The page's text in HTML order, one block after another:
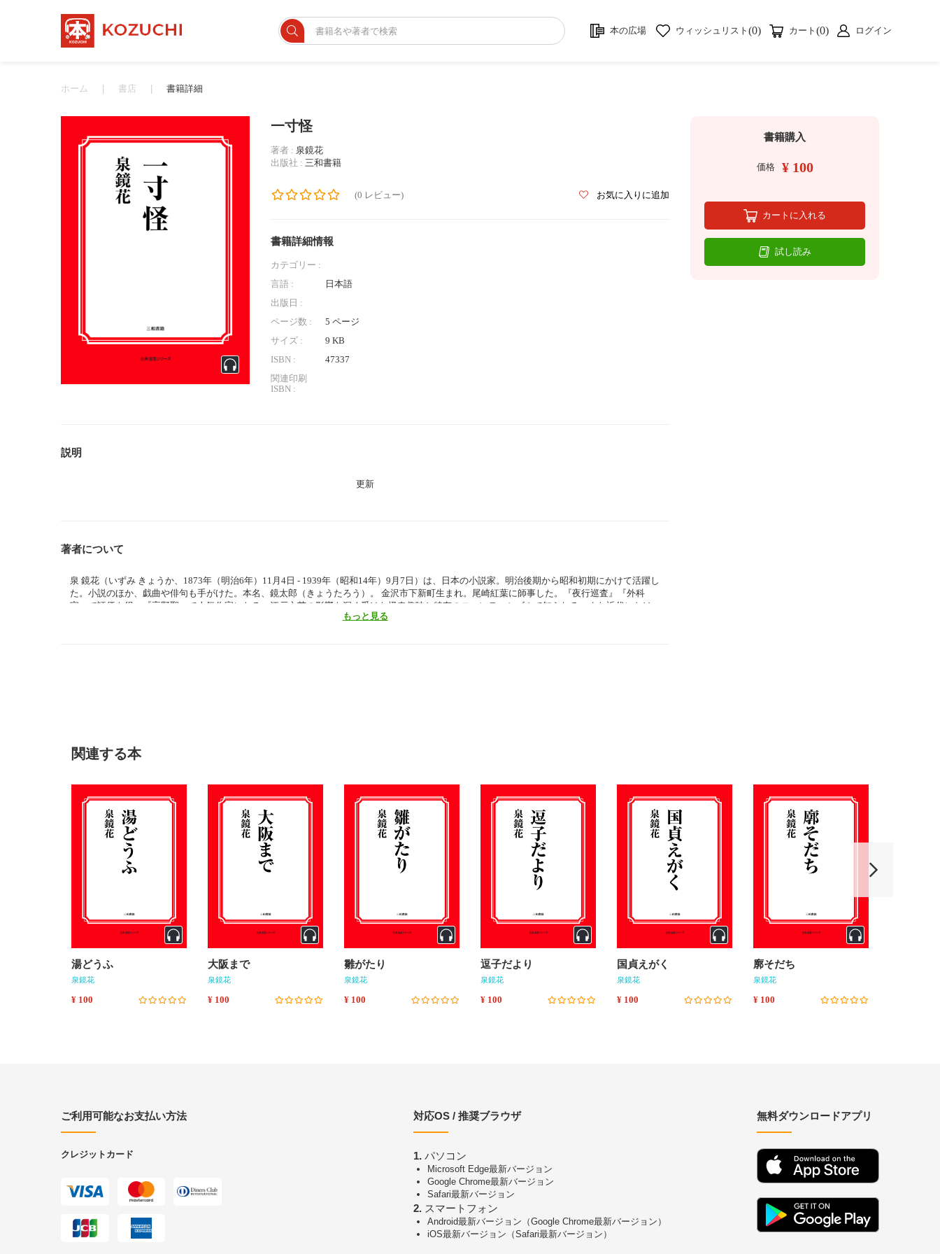
本の広場 ウィッシュリスト (0) カート (0) ログイン
ホーム 書店 書籍詳細
一寸怪
著者 : 泉鏡花
出版社 : 三和書籍
(0 レビュー) お気に入りに追加
書籍詳細情報
カテゴリー :
言語 :
日本語
出版日 :
ページ数 :
5 ページ
サイズ :
9 KB
ISBN :
47337
関連印刷
ISBN :
説明
更新
著者について
泉 鏡花（いずみ きょうか、1873年（明治6年）11月4日 - 1939年（昭和14年）9月7日）は、日本の小説家。明治後期から昭和初期にかけて活躍し
た。小説のほか、戯曲や俳句も手がけた。本名、鏡太郎（きょうたろう）。 金沢市下新町生まれ。尾崎紅葉に師事した。『夜行巡査』『外科
室』で評価を得、『高野聖』で人気作家になる。江戸文芸の影響を深く受けた怪奇趣味と特有のロマンティシズムで知られる。また近代におけ
る幻想文学の先駆者としても評価される。ほかの主要作品に『照葉狂言』『婦系図』『歌行燈』などがある。（ウィキペディアより引用 2021
もっと見る
書籍購入
価格 ¥ 100
カートに入れる
試し読み
関連する本
湯どうふ
泉鏡花
¥ 100
大阪まで
泉鏡花
¥ 100
雛がたり
泉鏡花
¥ 100
逗子だより
泉鏡花
¥ 100
国貞えがく
泉鏡花
¥ 100
廓そだち
泉鏡花
¥ 100
ご利用可能なお支払い方法
クレジットカード
対応OS / 推奨ブラウザ
1.パソコン
Microsoft Edge最新バージョン
Google Chrome最新バージョン
Safari最新バージョン
2.スマートフォン
Android最新バージョン（Google Chrome最新バージョン）
iOS最新バージョン（Safari最新バージョン）
無料ダウンロードアプリ